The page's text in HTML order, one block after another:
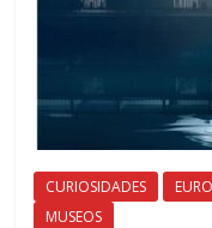
CURIOSIDADES
MUSEOS